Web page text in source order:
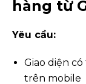
hàng từ
Yêu cầu:
Giao diện
trên mobile